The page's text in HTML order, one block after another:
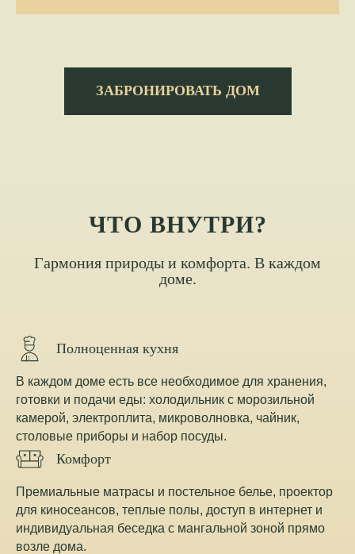
ЗАБРОНИРОВАТЬ ДОМ
ЧТО ВНУТРИ?
Гармония природы и комфорта. В каждом
доме.
Полноценная кухня
В каждом доме есть все необходимое для хранения,
готовки и подачи еды: холодильник с морозильной
камерой, электроплита, микроволновка, чайник,
столовые приборы и набор посуды.
Комфорт
Премиальные матрасы и постельное белье, проектор
для киносеансов, теплые полы, доступ в интернет и
индивидуальная беседка с мангальной зоной прямо
возле дома.